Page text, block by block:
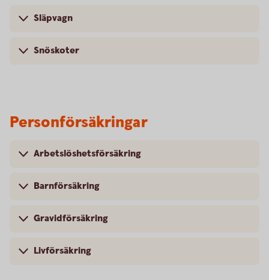
Släpvagn
Snöskoter
Personförsäkringar
Arbetslöshetsförsäkring
Barnförsäkring
Gravidförsäkring
Livförsäkring